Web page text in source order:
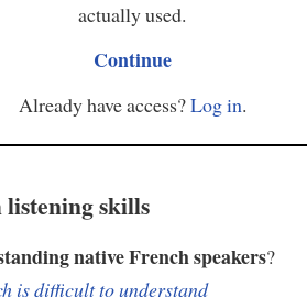
actually used.
Continue
Already have access?Log in.
skills
native French speakers?
is difficult to understand